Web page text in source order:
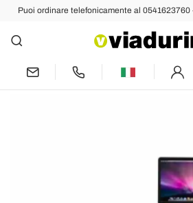
Puoi ordinare telefonicamente al
Indietro
Tavolino Design in Solid
Made in Italy